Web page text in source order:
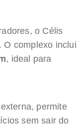
o Célis
O complexo inclui
, ideal para
permite
sem sair do